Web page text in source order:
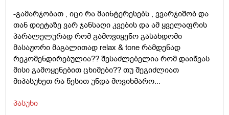
-გამარჯობათ , იცი რა მაინტერესებს , ვვარჯიშობ და
თან დიეტაზე ვარ ჯანსაღი კვების და ამ ყველაფრის
პარალელურად რომ გამოვიყენო გასახდომი
მასაჟორი მაგალითად relax & tone რამდენად
რეკომენდირებულია?? შესაძლებელია რომ დაიწვას
მისი გამოყენებით ცხიმები?? თუ შეგიძლიათ
მიპასუხეთ რა წესით უნდა მოვიხმარო...
პასუხი